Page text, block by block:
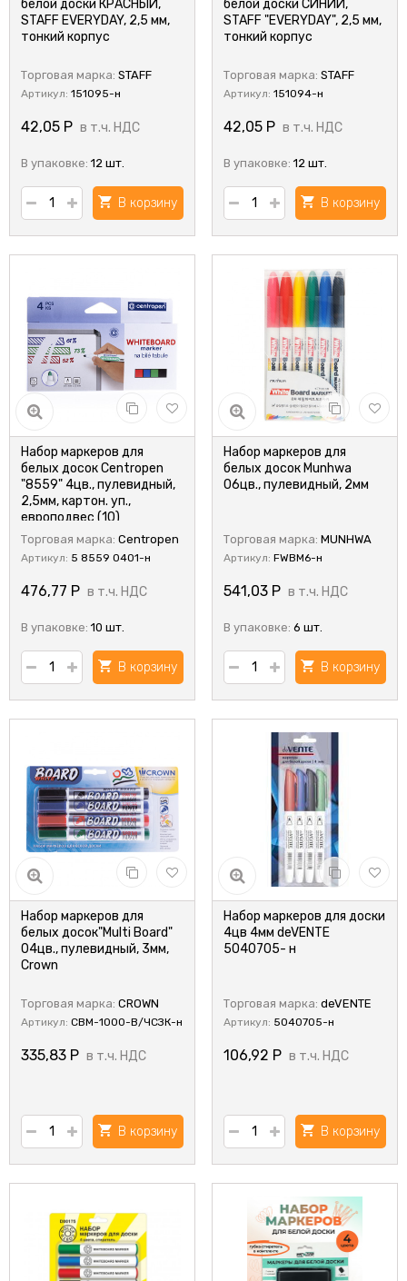
белой доски КРАСНЫЙ,
STAFF EVERYDAY, 2,5 мм,
тонкий корпус
Торговая марка: STAFF
Артикул: 151095-н
42,05 Р в т.ч. НДС
В упаковке: 12 шт.
В корзину
белой доски СИНИЙ,
STAFF "EVERYDAY", 2,5 мм,
тонкий корпус
Торговая марка: STAFF
Артикул: 151094-н
42,05 Р в т.ч. НДС
В упаковке: 12 шт.
В корзину
Набор маркеров для
белых досок Centropen
"8559" 4цв., пулевидный,
2,5мм, картон. уп.,
европодвес (10)
Торговая марка: Centropen
Артикул: 5 8559 0401-н
476,77 Р в т.ч. НДС
В упаковке: 10 шт.
В корзину
Набор маркеров для
белых досок Munhwa
06цв., пулевидный, 2мм
Торговая марка: MUNHWA
Артикул: FWBM6-н
541,03 Р в т.ч. НДС
В упаковке: 6 шт.
В корзину
Набор маркеров для
белых досок"Multi Board"
04цв., пулевидный, 3мм,
Crown
Торговая марка: CROWN
Артикул: CBM-1000-B/ЧСЗК-н
335,83 Р в т.ч. НДС
В корзину
Набор маркеров для доски
4цв 4мм deVENTE
5040705- н
Торговая марка: deVENTE
Артикул: 5040705-н
106,92 Р в т.ч. НДС
В корзину